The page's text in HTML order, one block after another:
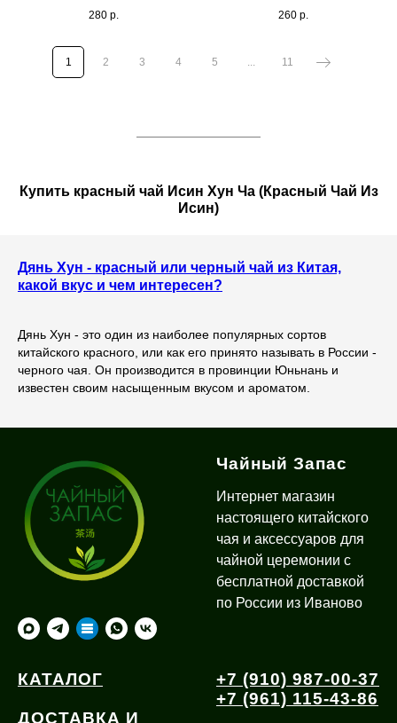
280 р. 260 р.
1 2 3 4 5 ... 11
Купить красный чай Исин Хун Ча (Красный Чай Из
Исин)
Дянь Хун - красный или черный чай из Китая,
какой вкус и чем интересен?
Дянь Хун - это один из наиболее популярных сортов
китайского красного, или как его принято называть в России -
черного чая. Он производится в провинции Юньнань и
известен своим насыщенным вкусом и ароматом.
Чайный Запас
Интернет магазин
настоящего китайского
чая и аксессуаров для
чайной церемонии с
бесплатной доставкой
по России из Иваново
КАТАЛОГ
ДОСТАВКА И
+7 (910) 987-00-37
+7 (961) 115-43-86